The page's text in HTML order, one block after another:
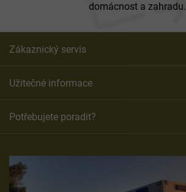
domácnost a zahradu.
Zákaznický servis
Užitečné informace
Potřebujete poradit?